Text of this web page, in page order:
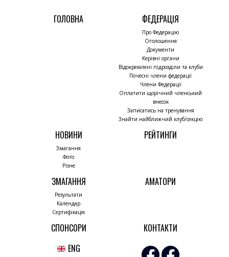
ГОЛОВНА ФЕДЕРАЦІЯ
Про Федерацію
Оголошення
Документи
Керівні органи
Відокремлені підрозділи та клуби
Почесні члени федерації
Члени Федерації
Оплатити щорічний членський
внесок
Записатись на тренування
Знайти найближчий клуб/секцію
НОВИНИ
Змагання
Фото
Різне
РЕЙТИНГИ
ЗМАГАННЯ
Результати
Календар
Сертифікація
АМАТОРИ
СПОНСОРИ
КОНТАКТИ
ENG